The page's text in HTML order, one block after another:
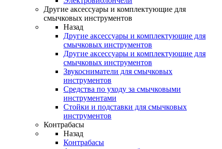
Другие аксессуары и комплектующие для
смычковых инструментов
Назад
Другие аксессуары и комплектующие для
смычковых инструментов
Другие аксессуары и комплектующие для
смычковых инструментов
Звукосниматели для смычковых
инструментов
Средства по уходу за смычковыми
инструментами
Стойки и подставки для смычковых
инструментов
Контрабасы
Назад
Контрабасы